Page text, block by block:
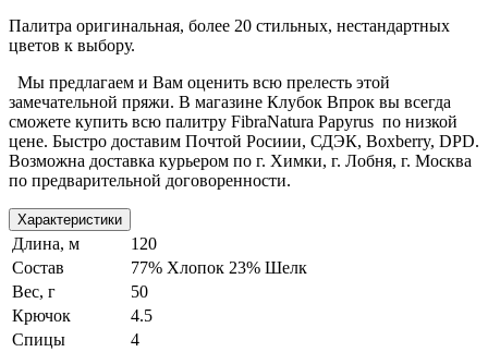
Палитра оригинальная, более 20 стильных, нестандартных
цветов к выбору.
Мы предлагаем и Вам оценить всю прелесть этой
замечательной пряжи. В магазине Клубок Впрок вы всегда
сможете купить всю палитру FibraNatura Papyrus по низкой
цене. Быстро доставим Почтой Росиии, СДЭК, Boxberry, DPD.
Возможна доставка курьером по г. Химки, г. Лобня, г. Москва
по предварительной договоренности.
Характеристики
Длина, м
120
Состав
77% Хлопок 23% Шелк
Вес, г
50
Крючок
4.5
Спицы
4